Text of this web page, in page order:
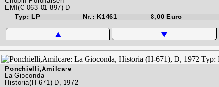
EMI(C 063-01 897) D
Typ: LP
Nr.: K1461 8,00 Euro
▲ ▼
Ponchielli,Amilcare
La Gioconda
Historia(H-671) D, 1972